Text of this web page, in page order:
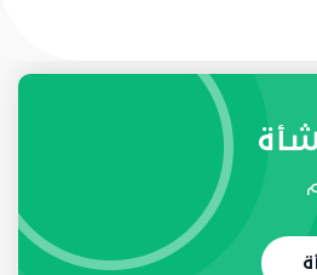
المنشأة
حاليا أي طلب